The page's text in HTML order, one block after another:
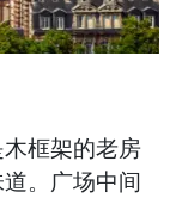
框架的老房
。广场中间